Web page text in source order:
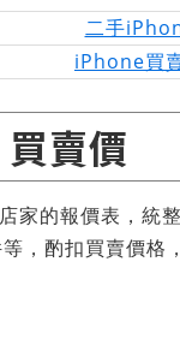
二手
iPhone買
賣價
家的報價表，統
，酌扣買賣價格